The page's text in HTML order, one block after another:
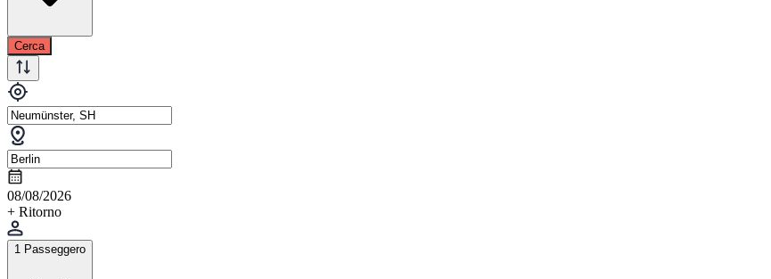
Cerca
08/08/2026
+ Ritorno
1 Passeggero